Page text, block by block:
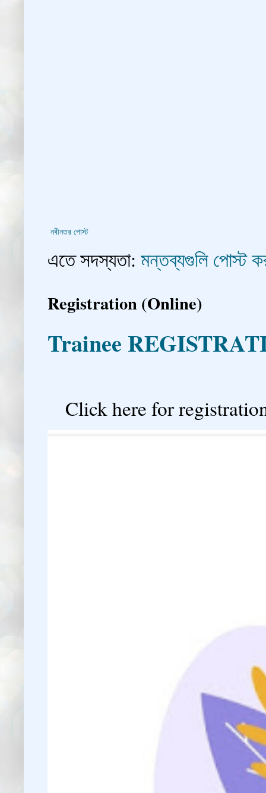
নবীনতর পোস্ট
এতে সদস্যতা: মন্তব্যগুলি পোস্ট
Registration (Online)
Trainee
Click here for